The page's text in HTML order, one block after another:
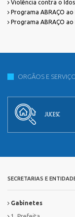
Violência contra o
Programa ABRAÇO
Programa ABRAÇO
ORGÃOS E
JUCESC
SECRETARIAS E
Gabinetes